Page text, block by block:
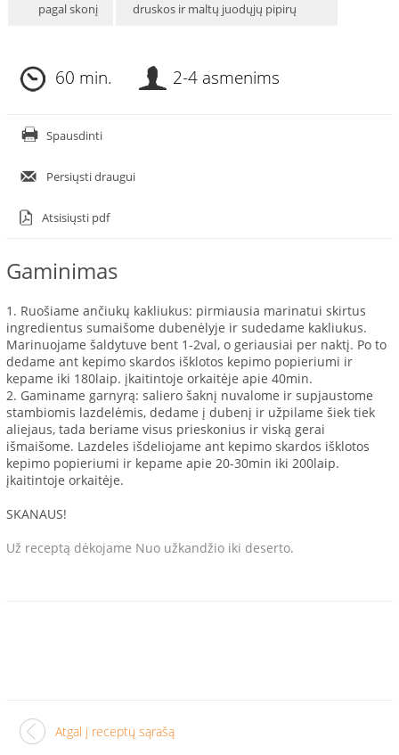
pagal skonį druskos ir maltų juodųjų pipirų
60 min. 2-4 asmenims
Spausdinti
Persiųsti draugui
Atsisiųsti pdf
Gaminimas
1. Ruošiame ančiukų kakliukus: pirmiausia marinatui skirtus
ingredientus sumaišome dubenėlyje ir sudedame kakliukus.
Marinuojame šaldytuve bent 1-2val, o geriausiai per naktį. Po to
dedame ant kepimo skardos išklotos kepimo popieriumi ir
kepame iki 180laip. įkaitintoje orkaitėje apie 40min.
2. Gaminame garnyrą: saliero šaknį nuvalome ir supjaustome
stambiomis lazdelėmis, dedame į dubenį ir užpilame šiek tiek
aliejaus, tada beriame visus prieskonius ir viską gerai
išmaišome. Lazdeles išdeliojame ant kepimo skardos išklotos
kepimo popieriumi ir kepame apie 20-30min iki 200laip.
įkaitintoje orkaitėje.
SKANAUS!
Už receptą dėkojame Nuo užkandžio iki deserto.
Atgal į receptų sąrašą